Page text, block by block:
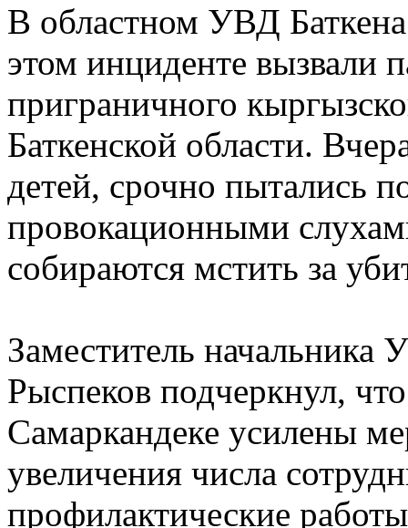
В областном УВД
этом инциденте вызвали
приграничного
Баткенской области.
детей, срочно пытались
провокационными
собираются мстить за
Заместитель начальника
Рыспеков подчеркнул,
Самаркандеке усилены
увеличения числа
профилактические